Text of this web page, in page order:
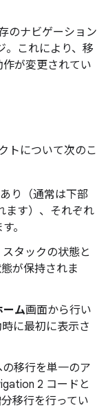
のナビゲーション
。これにより、移
が変更されてい
トについて次のこ
り（通常は下部
ます）、それぞれ
。
タックの状態と
が保持されま
ーム画面から行い
に最初に表示さ
移行を単一のア
2 コードと
移行を行ってい